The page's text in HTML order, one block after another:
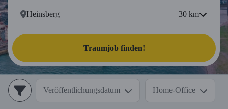
30 km
Traumjob finden!
Veröffentlichungsdatum Home-Office